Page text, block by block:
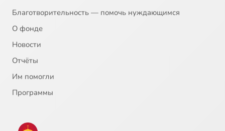
Благотворительность — помочь нуждающимся
О фонде
Новости
Отчёты
Им помогли
Программы